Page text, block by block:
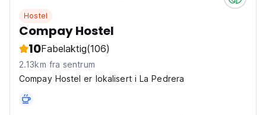
Hostel
Compay Hostel
10Fabelaktig(106)
2.13km fra sentrum
Compay Hostel er lokalisert i La Pedrera